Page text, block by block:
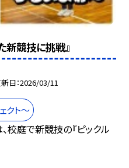
新競技に挑戦』
日 2026/03/11
クト～
校庭で新競技の『ピックル